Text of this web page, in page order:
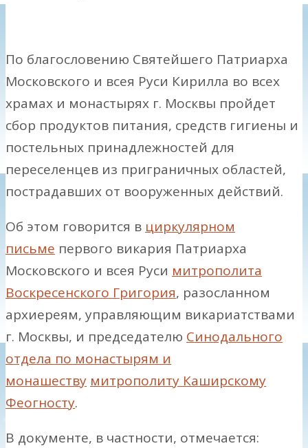
По благословению Святейшего Патриарха
Московского и всея Руси Кирилла во всех
храмах и монастырях г. Москвы пройдет
сбор продуктов питания, средств гигиены и
постельных принадлежностей для
переселенцев из приграничных областей,
пострадавших от вооруженных действий.
Об этом говорится в циркулярном
письме первого викария Патриарха
Московского и всея Руси митрополита
Воскресенского Григория, разосланном
архиереям, управляющим викариатствами
г. Москвы, и председателю Синодального
отдела по монастырям и
монашеству митрополиту Каширскому
Феогносту.
В документе, в частности, отмечается: